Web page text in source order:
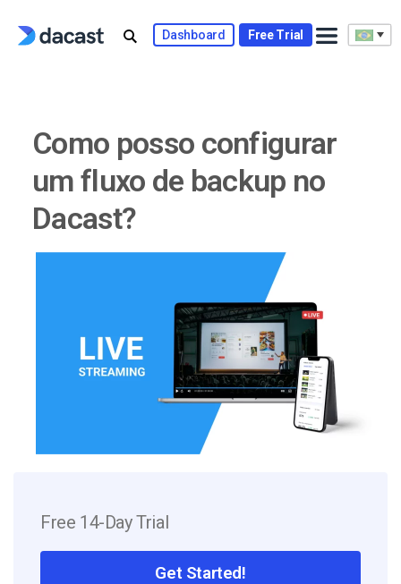
Dashboard Free Trial
Como posso configurar
um fluxo de backup no
Dacast?
Free 14-Day Trial
Get Started!